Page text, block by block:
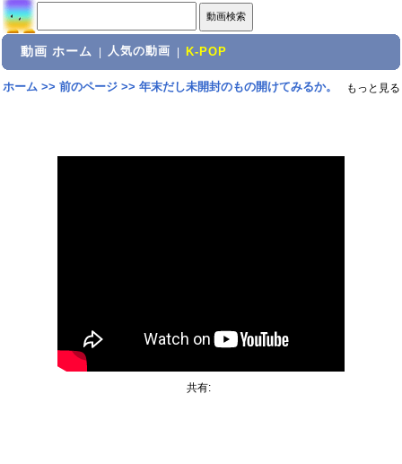
動画 ホーム 人気の動画 K-POP
ホーム>> 前のページ>> 年末だし未開封のもの開けてみるか。 もっと見る
共有: